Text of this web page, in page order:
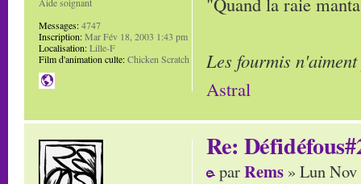
Les fourmis
Astral
Messages:4747
Inscription:Mar Fév 18, 2003 1:43 pm
Localisation:Lille-F
Film d'animation culte:Chicken Scratch
Re:
parRems » Lun